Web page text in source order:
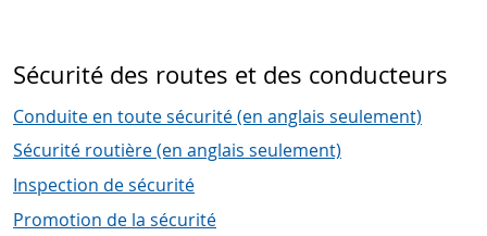
Sécurité des routes et des conducteurs
Conduite en toute sécurité (en anglais seulement)
Sécurité routière (en anglais seulement)
Inspection de sécurité
Promotion de la sécurité